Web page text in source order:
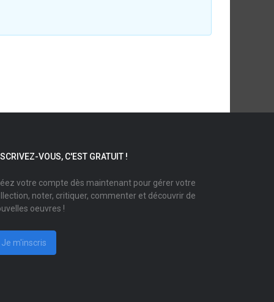
VOUS, C'EST GRATUIT !
votre compte dès maintenant pour gérer votre
noter, critiquer, commenter et découvrir de
oeuvres !
Je m'inscris